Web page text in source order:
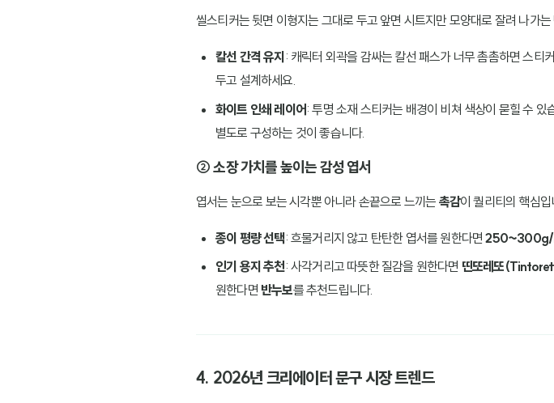
씰스티커는 뒷면 이형지는 그대로 두고 앞면 시트지만 모양대로 잘려 나가는
칼선 간격 유지 : 캐릭터 외곽을 감싸는 칼선 패스가 너무 촘촘하면 스티
두고 설계하세요.
화이트 인쇄 레이어: 투명 소재 스티커는 배경이 비쳐 색상이 묻힐 수
별도로 구성하는 것이 좋습니다.
② 소장 가치를 높이는 감성 엽서
엽서는 눈으로 보는 시각뿐 아니라 손끝으로 느끼는 촉감이 퀄리티의 핵심입
종이 평량 선택: 흐물거리지 않고 탄탄한 엽서를 원한다면250~300g/
인기 용지 추천: 사각거리고 따뜻한 질감을 원한다면 띤또레또
원한다면 반누보를 추천드립니다.
4. 2026년 크리에이터 문구 시장 트렌드